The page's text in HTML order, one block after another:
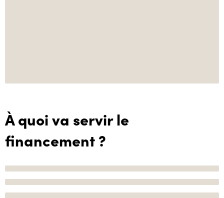
À quoi va servir le
financement ?